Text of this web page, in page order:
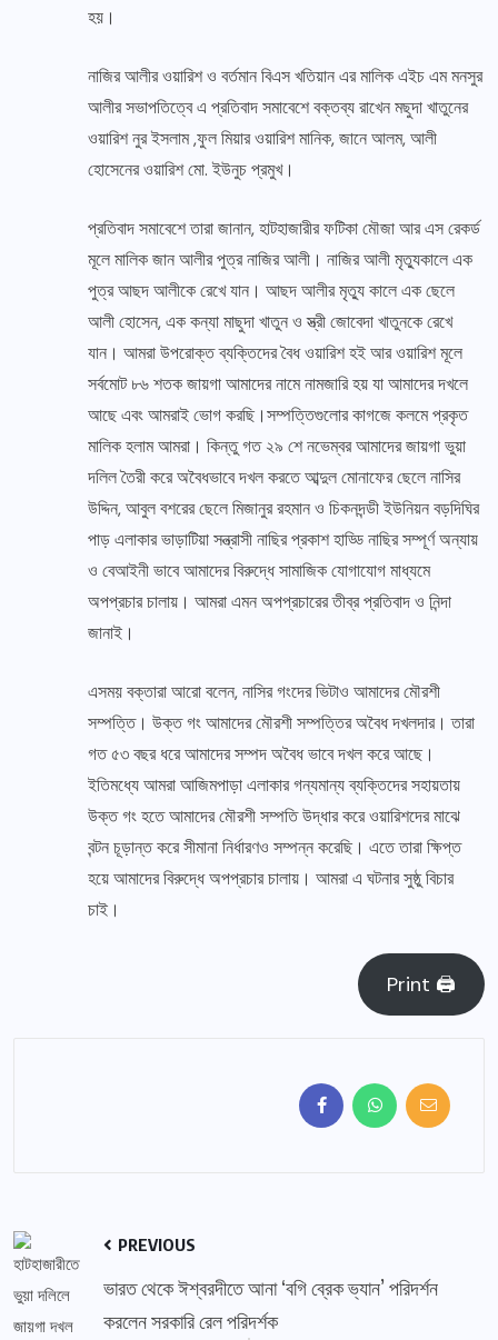
হয়।
নাজির আলীর ওয়ারিশ ও বর্তমান বিএস খতিয়ান এর মালিক এইচ এম মনসুর
আলীর সভাপতিত্বে এ প্রতিবাদ সমাবেশে বক্তব্য রাখেন মছুদা খাতুনের
ওয়ারিশ নুর ইসলাম ,ফুল মিয়ার ওয়ারিশ মানিক, জানে আলম, আলী
হোসেনের ওয়ারিশ মো. ইউনুচ প্রমুখ।
প্রতিবাদ সমাবেশে তারা জানান, হাটহাজারীর ফটিকা মৌজা আর এস রেকর্ড
মূলে মালিক জান আলীর পুত্র নাজির আলী। নাজির আলী মৃত্যুকালে এক
পুত্র আছদ আলীকে রেখে যান। আছদ আলীর মৃত্যু কালে এক ছেলে
আলী হোসেন, এক কন্যা মাছুদা খাতুন ও স্ত্রী জোবেদা খাতুনকে রেখে
যান। আমরা উপরোক্ত ব্যক্তিদের বৈধ ওয়ারিশ হই আর ওয়ারিশ মূলে
সর্বমোট ৮৬ শতক জায়গা আমাদের নামে নামজারি হয় যা আমাদের দখলে
আছে এবং আমরাই ভোগ করছি।সম্পত্তিগুলোর কাগজে কলমে প্রকৃত
মালিক হলাম আমরা। কিন্তু গত ২৯ শে নভেম্বর আমাদের জায়গা ভুয়া
দলিল তৈরী করে অবৈধভাবে দখল করতে আব্দুল মোনাফের ছেলে নাসির
উদ্দিন, আবুল বশরের ছেলে মিজানুর রহমান ও চিকনদন্ডী ইউনিয়ন বড়দিঘির
পাড় এলাকার ভাড়াটিয়া সন্ত্রাসী নাছির প্রকাশ হাড্ডি নাছির সম্পূর্ণ অন্যায়
ও বেআইনী ভাবে আমাদের বিরুদ্ধে সামাজিক যোগাযোগ মাধ্যমে
অপপ্রচার চালায়। আমরা এমন অপপ্রচারের তীব্র প্রতিবাদ ও নিন্দা
জানাই।
এসময় বক্তারা আরো বলেন, নাসির গংদের ভিটাও আমাদের মৌরশী
সম্পত্তি। উক্ত গং আমাদের মৌরশী সম্পত্তির অবৈধ দখলদার। তারা
গত ৫৩ বছর ধরে আমাদের সম্পদ অবৈধ ভাবে দখল করে আছে।
ইতিমধ্যে আমরা আজিমপাড়া এলাকার গন্যমান্য ব্যক্তিদের সহায়তায়
উক্ত গং হতে আমাদের মৌরশী সম্পতি উদ্ধার করে ওয়ারিশদের মাঝে
বন্টন চূড়ান্ত করে সীমানা নির্ধারণও সম্পন্ন করেছি। এতে তারা ক্ষিপ্ত
হয়ে আমাদের বিরুদ্ধে অপপ্রচার চালায়। আমরা এ ঘটনার সুষ্ঠু বিচার
চাই।
Print 🖨
PREVIOUS
ভারত থেকে ঈশ্বরদীতে আনা ‘বগি ব্রেক ভ্যান’ পরিদর্শন
করলেন সরকারি রেল পরিদর্শক